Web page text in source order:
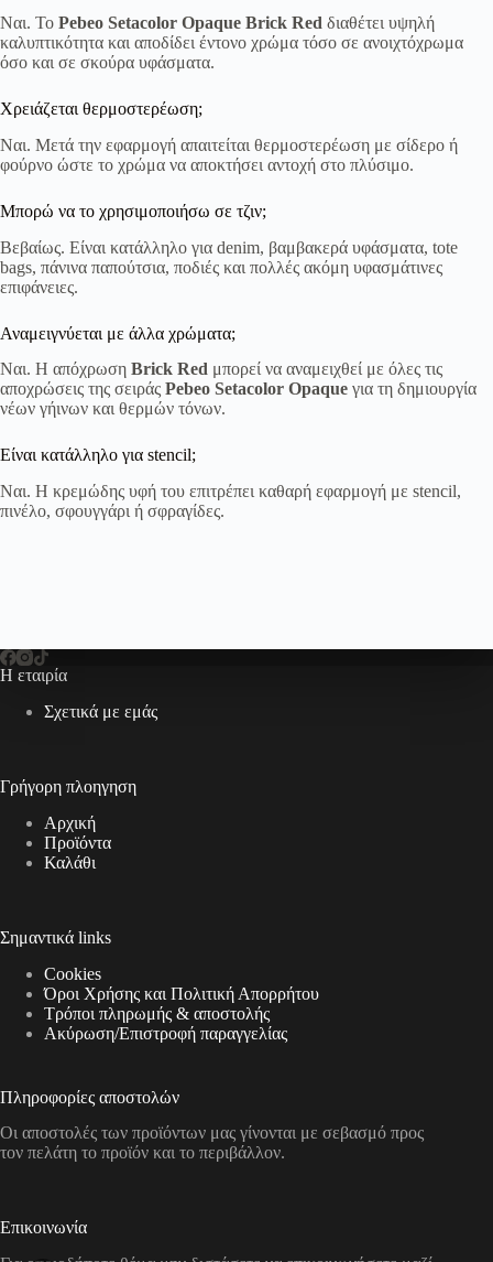
Ναι. Το Pebeo Setacolor Opaque Brick Red διαθέτει υψηλή
καλυπτικότητα και αποδίδει έντονο χρώμα τόσο σε ανοιχτόχρωμα
όσο και σε σκούρα υφάσματα.
Χρειάζεται θερμοστερέωση;
Ναι. Μετά την εφαρμογή απαιτείται θερμοστερέωση με σίδερο ή
φούρνο ώστε το χρώμα να αποκτήσει αντοχή στο πλύσιμο.
Μπορώ να το χρησιμοποιήσω σε τζιν;
Βεβαίως. Είναι κατάλληλο για denim, βαμβακερά υφάσματα, tote
bags, πάνινα παπούτσια, ποδιές και πολλές ακόμη υφασμάτινες
επιφάνειες.
Αναμειγνύεται με άλλα χρώματα;
Ναι. Η απόχρωση Brick Red μπορεί να αναμειχθεί με όλες τις
αποχρώσεις της σειράς Pebeo Setacolor Opaque για τη δημιουργία
νέων γήινων και θερμών τόνων.
Είναι κατάλληλο για stencil;
Ναι. Η κρεμώδης υφή του επιτρέπει καθαρή εφαρμογή με stencil,
πινέλο, σφουγγάρι ή σφραγίδες.
Η εταιρία
Σχετικά με εμάς
Γρήγορη πλοηγηση
Αρχική
Προϊόντα
Καλάθι
Σημαντικά links
Cookies
Όροι Χρήσης και Πολιτική Απορρήτου
Τρόποι πληρωμής & αποστολής
Aκύρωση/Επιστροφή παραγγελίας
Πληροφορίες αποστολών
Οι αποστολές των προϊόντων μας γίνονται με σεβασμό προς
τον πελάτη το προϊόν και το περιβάλλον.
Επικοινωνία